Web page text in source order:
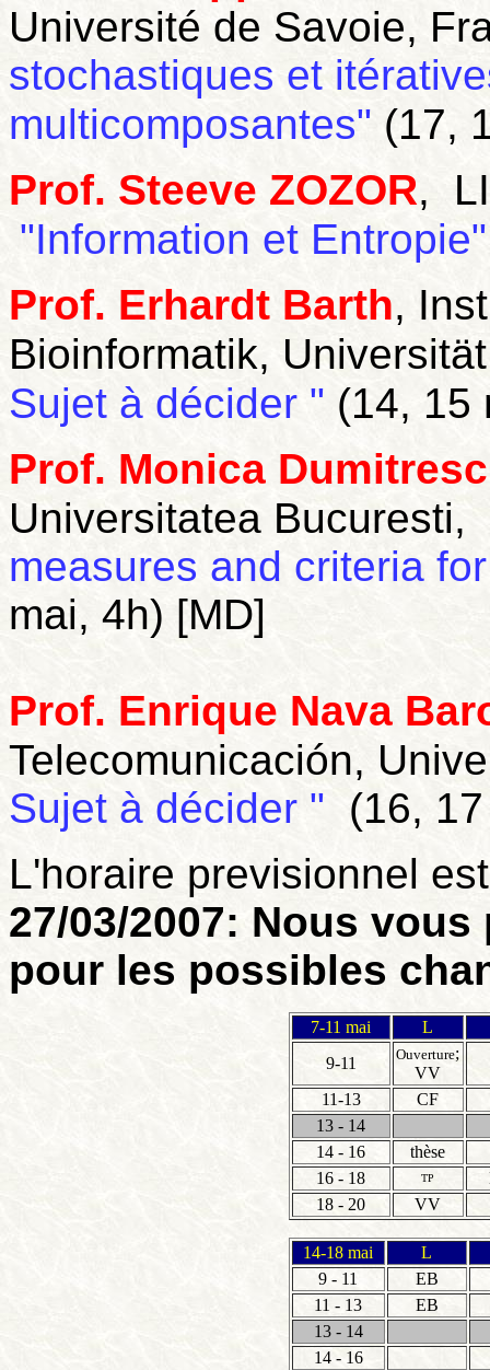
Université de Savoie,
stochastiques et
multicomposantes" (17,
Prof. Steeve ZOZOR,
"Information et
Prof. Erhardt Barth,
Bioinformatik,
Sujet à décider " (14, 15
Prof. Monica
Universitatea Bucuresti,
measures and criteria
mai, 4h) [MD]
Prof. Enrique Nava
Telecomunicación,
Sujet à décider " (16,
L'horaire previsionnel
27/03/2007: Nous
pour les possibles
7-11 mai
L
9-11
Ouverture;
VV
11-13
CF
13 - 14
14 - 16
thèse
16 - 18
TP
18 - 20
VV
14-18 mai
L
9 - 11
EB
11 - 13
EB
13 - 14
14 - 16